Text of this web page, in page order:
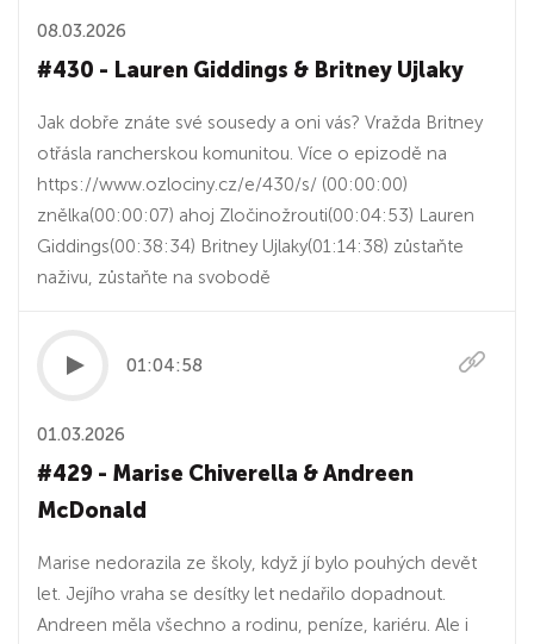
08.03.2026
#430 - Lauren Giddings & Britney Ujlaky
Jak dobře znáte své sousedy a oni vás? Vražda Britney
otřásla rancherskou komunitou. Více o epizodě na
https://www.ozlociny.cz/e/430/s/ (00:00:00)
znělka(00:00:07) ahoj Zločinožrouti(00:04:53) Lauren
Giddings(00:38:34) Britney Ujlaky(01:14:38) zůstaňte
naživu, zůstaňte na svobodě
01:04:58
01.03.2026
#429 - Marise Chiverella & Andreen
McDonald
Marise nedorazila ze školy, když jí bylo pouhých devět
let. Jejího vraha se desítky let nedařilo dopadnout.
Andreen měla všechno a rodinu, peníze, kariéru. Ale i